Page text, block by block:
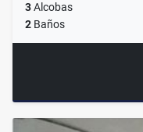
3Alcobas
2 Baños